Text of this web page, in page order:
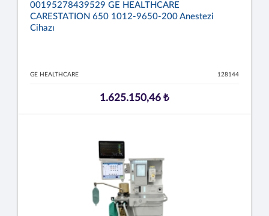
00195278439529 GE HEALTHCARE
CARESTATION 650 1012-9650-200 Anestezi
Cihazı
GE HEALTHCARE 128144
1.625.150,46 ₺